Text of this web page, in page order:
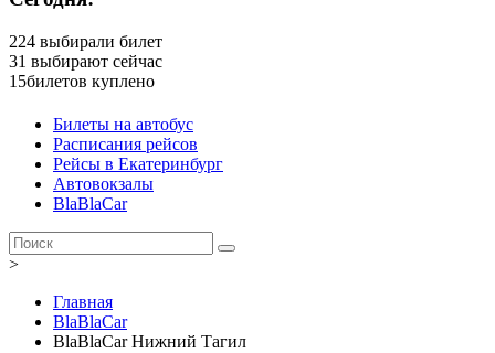
224 выбирали билет
31 выбирают сейчас
15билетов куплено
Билеты на автобус
Расписания рейсов
Рейсы в Екатеринбург
Автовокзалы
BlaBlaCar
>
Главная
BlaBlaCar
BlaBlaCar Нижний Тагил